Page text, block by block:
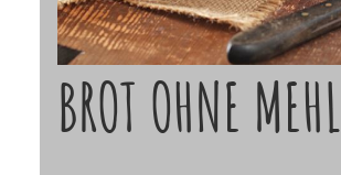
BROT OHNE MEHL